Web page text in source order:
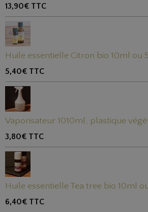
13,90€ TTC
Huile essentielle Citron bio 10ml ou
5,40€ TTC
Vaporisateur 1010ml, plastique
3,80€ TTC
Huile essentielle Tea tree bio 10ml
6,40€ TTC